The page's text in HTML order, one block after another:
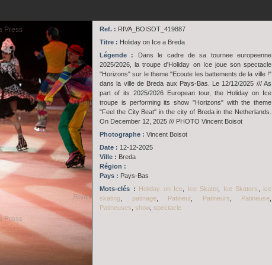
Ref. : RIVA_BOISOT_419887
Titre : Holiday on Ice a Breda
Légende :
Dans le cadre de sa tournee europeenne
2025/2026, la troupe d'Holiday on Ice joue son spectacle
"Horizons" sur le theme "Ecoute les battements de la ville !"
dans la ville de Breda aux Pays-Bas. Le 12/12/2025 /// As
part of its 2025/2026 European tour, the Holiday on Ice
troupe is performing its show "Horizons" with the theme
"Feel the City Beat" in the city of Breda in the Netherlands.
On December 12, 2025 /// PHOTO Vincent Boisot
Photographe : Vincent Boisot
Date : 12-12-2025
Ville : Breda
Région :
Pays : Pays-Bas
Mots-clés : Holiday on Ice Ice Skater, Ice Skaters
ice
skating
patinage, Patineur, Patineurs Patineuse
Patineuses show, spectacle